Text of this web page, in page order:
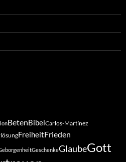
BetenBibelCarlos-Martínez
FreiheitFrieden
GeschenkeGlaubeGott